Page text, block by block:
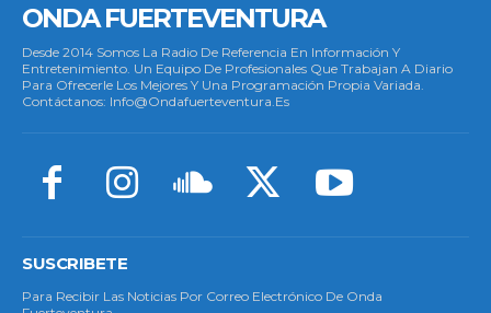
ONDA FUERTEVENTURA
Desde 2014 Somos La Radio De Referencia En Información Y
Entretenimiento. Un Equipo De Profesionales Que Trabajan A Diario
Para Ofrecerle Los Mejores Y Una Programación Propia Variada.
Contáctanos: Info@ondafuerteventura.es
SUSCRIBETE
Para Recibir Las Noticias Por Correo Electrónico De Onda